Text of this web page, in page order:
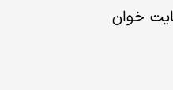
خوان